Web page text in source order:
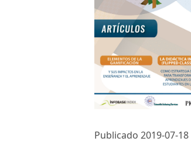
Publicado 2019-07-18